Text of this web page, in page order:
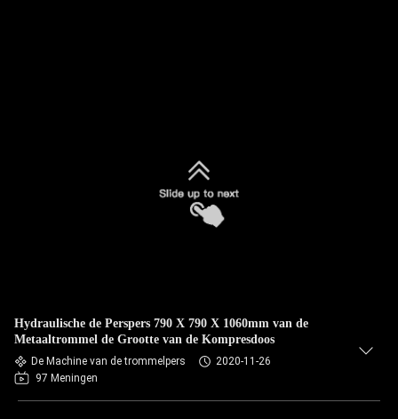
Hydraulische de Perspers 790 X 790 X 1060mm van de
Metaaltrommel de Grootte van de Kompresdoos
De Machine van de trommelpers
2020-11-26
97 Meningen